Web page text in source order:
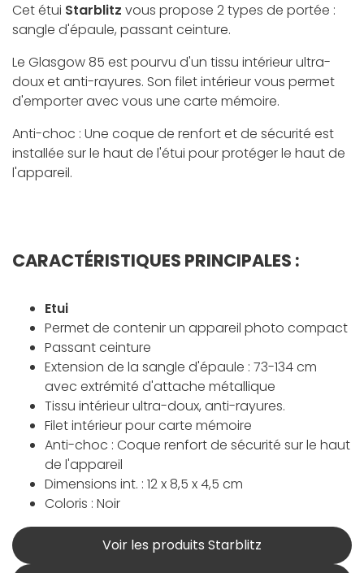
Cet étui Starblitz vous propose 2 types de portée :
sangle d'épaule, passant ceinture.
Le Glasgow 85 est pourvu d'un tissu intérieur ultra-
doux et anti-rayures. Son filet intérieur vous permet
d'emporter avec vous une carte mémoire.
Anti-choc : Une coque de renfort et de sécurité est
installée sur le haut de l'étui pour protéger le haut de
l'appareil.
CARACTÉRISTIQUES PRINCIPALES :
Etui
Permet de contenir un appareil photo compact
Passant ceinture
Extension de la sangle d'épaule : 73-134 cm
avec extrémité d'attache métallique
Tissu intérieur ultra-doux, anti-rayures.
Filet intérieur pour carte mémoire
Anti-choc : Coque renfort de sécurité sur le haut
de l'appareil
Dimensions int. : 12 x 8,5 x 4,5 cm
Coloris : Noir
Voir les produits Starblitz